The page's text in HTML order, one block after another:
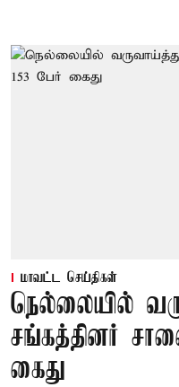
மாவட்ட செய்திகள்
நெல்லையில்
சங்கத்தினர்
கைது